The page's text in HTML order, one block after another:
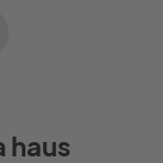
haus